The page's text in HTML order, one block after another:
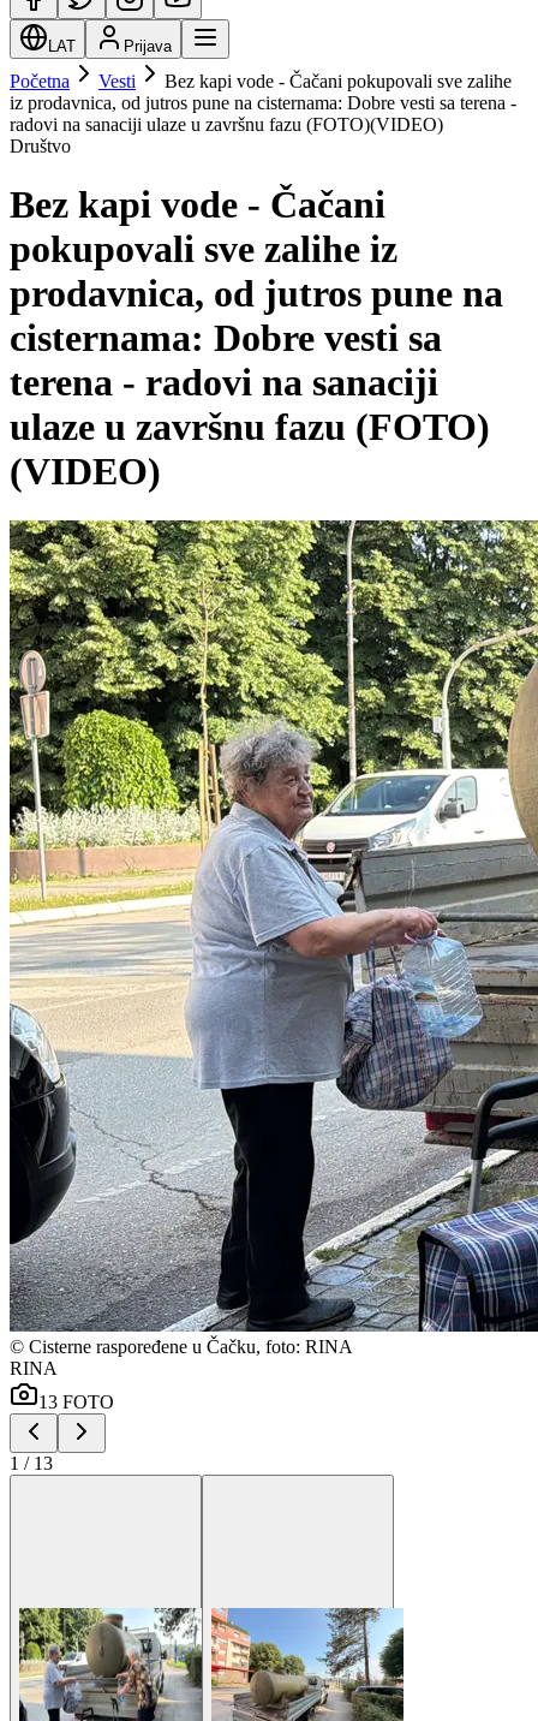
LAT Prijava
Početna Vesti
Bez kapi vode - Čačani pokupovali sve zalihe
iz prodavnica, od jutros pune na cisternama: Dobre vesti sa terena -
radovi na sanaciji ulaze u završnu fazu (FOTO)(VIDEO)
Društvo
Bez kapi vode - Čačani
pokupovali sve zalihe iz
prodavnica, od jutros pune na
cisternama: Dobre vesti sa
terena - radovi na sanaciji
ulaze u završnu fazu (FOTO)
(VIDEO)
© Cisterne raspoređene u Čačku, foto: RINA
RINA
13 FOTO
1 / 13